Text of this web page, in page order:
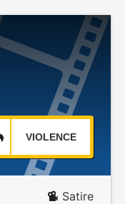
VIOLENCE
Satire